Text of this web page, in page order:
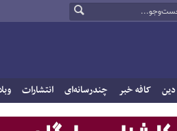
دین کافه خبر چندرسانه‌ای انتشارات